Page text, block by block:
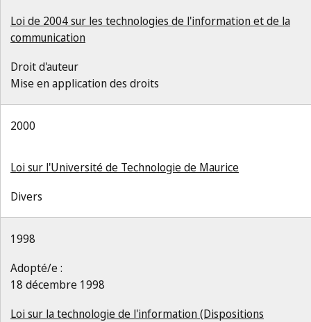
Loi de 2004 sur les technologies de l'information et de la
communication
Droit d'auteur
Mise en application des droits
2000
Loi sur l'Université de Technologie de Maurice
Divers
1998
Adopté/e :
18 décembre 1998
Loi sur la technologie de l'information (Dispositions